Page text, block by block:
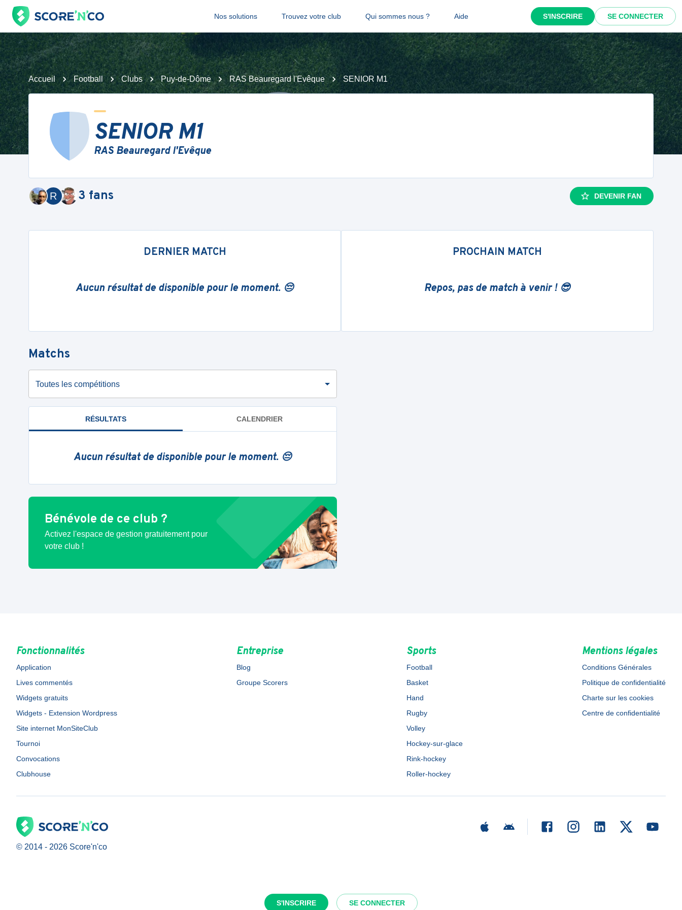
Nos solutions Trouvez votre club Qui sommes nous ? Aide S'INSCRIRE SE CONNECTER
S'INSCRIRE SE CONNECTER
Accueil Football Clubs Puy-de-Dôme RAS Beauregard l'Evêque SENIOR M1
SENIOR M1
RAS Beauregard l'Evêque
R 3 fans DEVENIR FAN
DERNIER MATCH
Aucun résultat de disponible pour le moment. 😔
PROCHAIN MATCH
Repos, pas de match à venir ! 😎
Matchs
Toutes les compétitions
RÉSULTATS CALENDRIER
Aucun résultat de disponible pour le moment. 😔
Bénévole de ce club ?
Activez l'espace de gestion gratuitement pour
votre club !
Fonctionnalités
Application
Lives commentés
Widgets gratuits
Widgets - Extension Wordpress
Site internet MonSiteClub
Tournoi
Convocations
Clubhouse
Entreprise
Blog
Groupe Scorers
Sports
Football
Basket
Hand
Rugby
Volley
Hockey-sur-glace
Rink-hockey
Roller-hockey
Mentions légales
Conditions Générales
Politique de confidentialité
Charte sur les cookies
Centre de confidentialité
© 2014 - 2026 Score'n'co